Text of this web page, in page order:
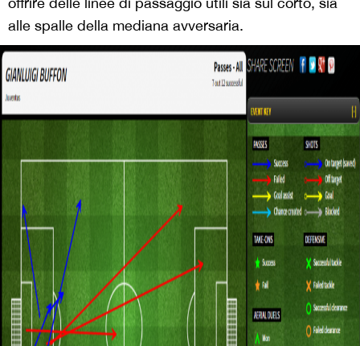
alle spalle della mediana avversaria.